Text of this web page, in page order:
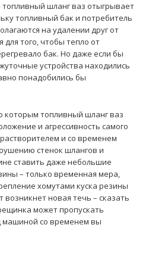
грн.
семейства ВАЗ-2123 "Нива
имеют конекторы быстрого ..
топливный шланг ваз отыгрывает
топливный бак и потребитель
на удалении друг от
для того, чтобы тепло от
бак. Но даже если бы
устройства находились
понадобились бы
которым топливный шланг ваз
и агрессивность самого
и со временем
стенок шлангов и
ставить даже небольшие
– только временная мера,
хомутами куска резины
новая течь – сказать
может пропускать
машиной со временем вы